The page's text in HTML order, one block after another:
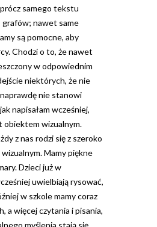
samego tekstu
grafów; nawet same
są pomocne, aby
Chodzi o to, że nawet
w odpowiednim
niektórych, że nie
nie stanowi
napisałam wcześniej,
obiektem wizualnym.
z nas rodzi się z szeroko
Mamy piękne
Dzieci już w
uwielbiają rysować,
w szkole mamy coraz
a więcej czytania i pisania,